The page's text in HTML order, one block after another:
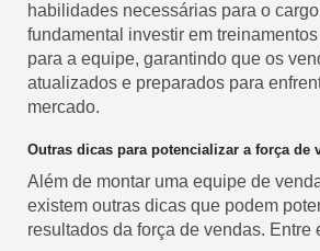
habilidades necessárias para o
fundamental investir em
para a equipe, garantindo que os
atualizados e preparados para
mercado.
Outras dicas para potencializar a força de
Além de montar uma equipe de
existem outras dicas que podem
resultados da força de vendas. Entre